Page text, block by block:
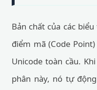
Bản chất của các
điểm mã (Code
Unicode toàn cầu.
phân này, nó tự